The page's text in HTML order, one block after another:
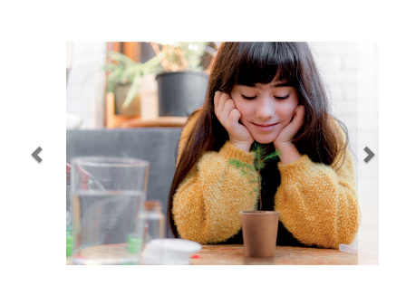
Escritura
Navidad 🎄 Invierno
Tecnología
Más Regalos